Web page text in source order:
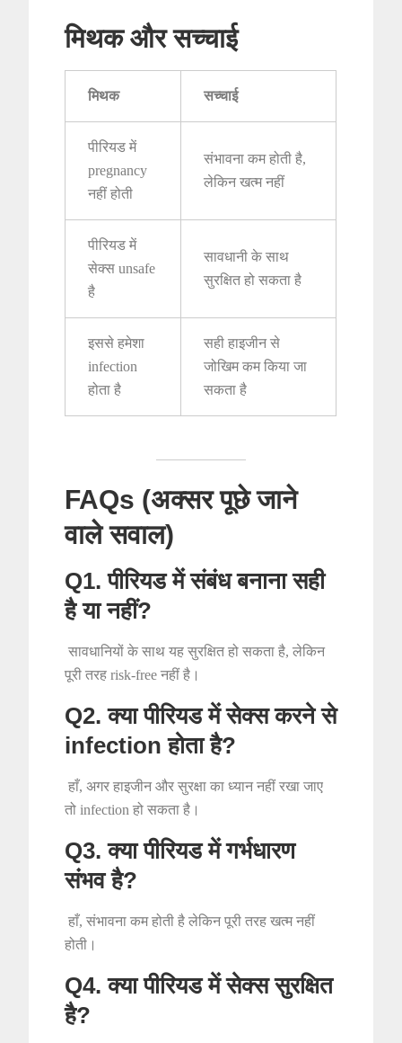
मिथक और सच्चाई
मिथक सच्चाई
पीरियड में
pregnancy
नहीं होती
संभावना कम होती है,
लेकिन खत्म नहीं
पीरियड में
सेक्स unsafe
है
सावधानी के साथ
सुरक्षित हो सकता है
इससे हमेशा
infection
होता है
सही हाइजीन से
जोखिम कम किया जा
सकता है
FAQs (अक्सर पूछे जाने
वाले सवाल)
Q1. पीरियड में संबंध बनाना सही
है या नहीं?
सावधानियों के साथ यह सुरक्षित हो सकता है, लेकिन
पूरी तरह risk-free नहीं है।
Q2. क्या पीरियड में सेक्स करने से
infection होता है?
हाँ, अगर हाइजीन और सुरक्षा का ध्यान नहीं रखा जाए
तो infection हो सकता है।
Q3. क्या पीरियड में गर्भधारण
संभव है?
हाँ, संभावना कम होती है लेकिन पूरी तरह खत्म नहीं
होती।
Q4. क्या पीरियड में सेक्स सुरक्षित
है?